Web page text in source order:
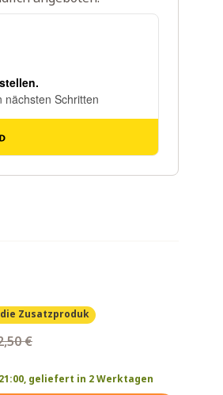
Zusatzproduk
€
geliefert in 2 Werktagen